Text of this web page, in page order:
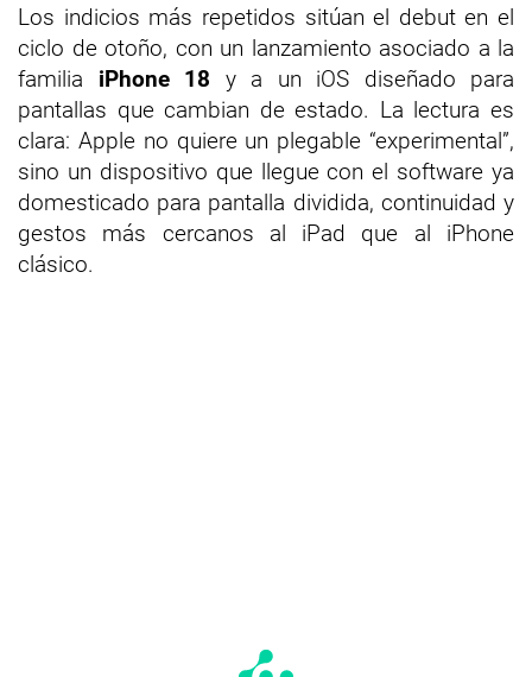
Los indicios más repetidos sitúan el debut en el
ciclo de otoño, con un lanzamiento asociado a la
familia iPhone 18 y a un iOS diseñado para
pantallas que cambian de estado. La lectura es
clara: Apple no quiere un plegable “experimental”,
sino un dispositivo que llegue con el software ya
domesticado para pantalla dividida, continuidad y
gestos más cercanos al iPad que al iPhone
clásico.